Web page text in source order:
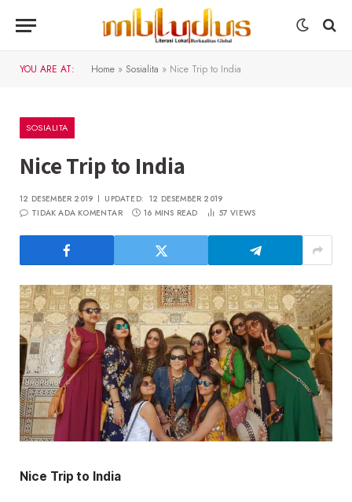
YOU ARE AT: Home » Sosialita » Nice Trip to India
SOSIALITA
Nice Trip to India
12 DESEMBER 2019 UPDATED: 12 DESEMBER 2019
TIDAK ADA KOMENTAR
16 MINS READ 57VIEWS
Nice Trip to India